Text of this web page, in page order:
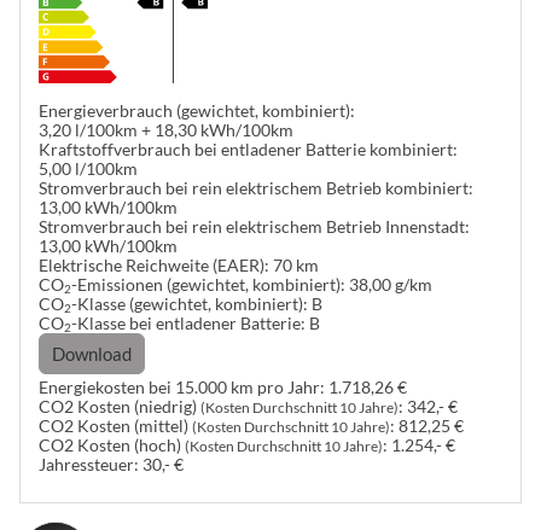
Energieverbrauch (gewichtet, kombiniert):
3,20 l/100km + 18,30 kWh/100km
Kraftstoffverbrauch bei entladener Batterie kombiniert:
5,00 l/100km
Stromverbrauch bei rein elektrischem Betrieb kombiniert:
13,00 kWh/100km
Stromverbrauch bei rein elektrischem Betrieb Innenstadt:
13,00 kWh/100km
Elektrische Reichweite (EAER): 70 km
CO2-Emissionen (gewichtet, kombiniert): 38,00 g/km
CO2-Klasse (gewichtet, kombiniert): B
CO2-Klasse bei entladener Batterie: B
Download
Energiekosten bei 15.000 km pro Jahr: 1.718,26 €
CO2 Kosten (niedrig) (Kosten Durchschnitt 10 Jahre): 342,- €
CO2 Kosten (mittel) (Kosten Durchschnitt 10 Jahre): 812,25 €
CO2 Kosten (hoch) (Kosten Durchschnitt 10 Jahre): 1.254,- €
Jahressteuer: 30,- €